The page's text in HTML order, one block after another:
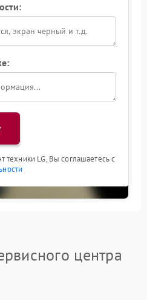
техники LG, Вы соглашаетесь с
центра